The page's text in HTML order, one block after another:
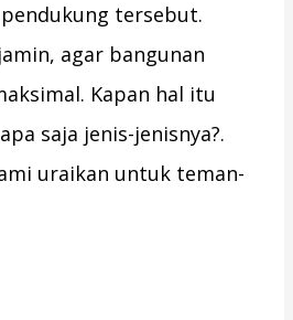
tersebut.
agar bangunan
Kapan hal itu
saja jenis-jenisnya?.
uraikan untuk teman-